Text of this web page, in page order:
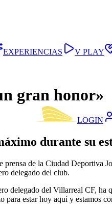
LOGIN
EXPERIENCIAS V PLAY
gran honor»
durante su
prensa de la Ciudad Deportiva
delegado del club.
delegado del Villarreal CF,
estar hoy aquí y estamos